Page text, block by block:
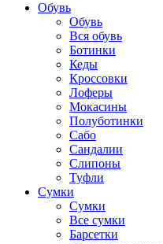
Обувь
Обувь
Вся обувь
Ботинки
Кеды
Кроссовки
Лоферы
Мокасины
Полуботинки
Сабо
Сандалии
Слипоны
Туфли
Сумки
Сумки
Все сумки
Барсетки